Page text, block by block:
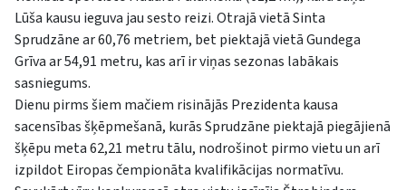
Lūša kausu ieguva jau sesto reizi. Otrajā vietā Sinta
Sprudzāne ar 60,76 metriem, bet piektajā vietā Gundega
Grīva ar 54,91 metru, kas arī ir viņas sezonas labākais
sasniegums.
Dienu pirms šiem mačiem risinājās Prezidenta kausa
sacensības šķēpmešanā, kurās Sprudzāne piektajā piegājienā
šķēpu meta 62,21 metru tālu, nodrošinot pirmo vietu un arī
izpildot Eiropas čempionāta kvalifikācijas normatīvu.